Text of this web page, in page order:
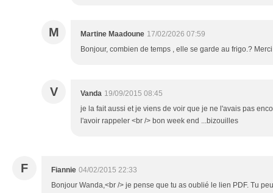
M Martine Maadoune 17/02/2026 07:59
Bonjour, combien de temps , elle se garde au frigo.?
V Vanda 19/09/2015 08:45
je la fait aussi et je viens de voir que je ne l'avais pas
l'avoir rappeler <br /> bon week end ...bizouilles
F Fiannie 04/02/2015 22:33
Bonjour Wanda,<br /> je pense que tu as oublié le lien PDF. Tu